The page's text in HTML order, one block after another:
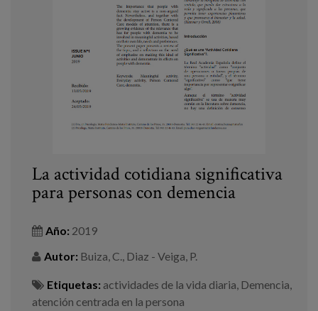
La actividad cotidiana significativa
para personas con demencia
Año: 2019
Autor: Buiza, C., Diaz - Veiga, P.
Etiquetas: actividades de la vida diaria, Demencia,
atención centrada en la persona